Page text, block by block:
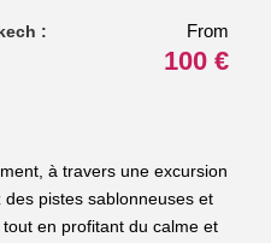
:
From
100 €
à travers une excursion
pistes sablonneuses et
en profitant du calme et